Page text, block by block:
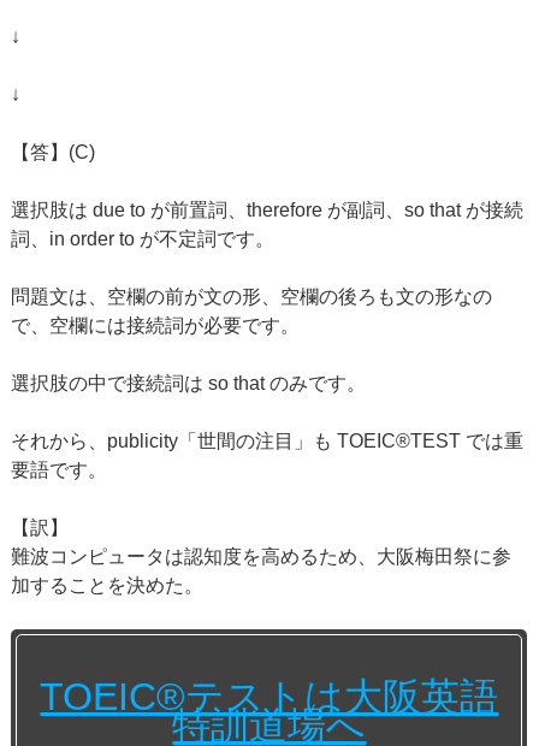
↓
↓
【答】(C)
選択肢は due to が前置詞、therefore が副詞、so that が接続
詞、in order to が不定詞です。
問題文は、空欄の前が文の形、空欄の後ろも文の形なの
で、空欄には接続詞が必要です。
選択肢の中で接続詞は so that のみです。
それから、publicity「世間の注目」も TOEIC®TEST では重
要語です。
【訳】
難波コンピュータは認知度を高めるため、大阪梅田祭に参
加することを決めた。
TOEIC®テストは大阪英語
特訓道場へ